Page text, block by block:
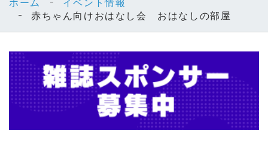
赤ちゃん向けおはなし会 おはなしの部屋